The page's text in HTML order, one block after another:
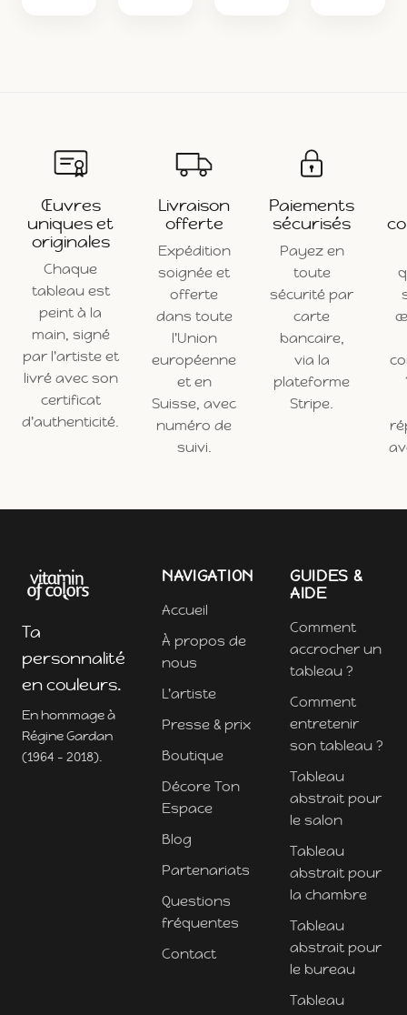
Œuvres
uniques et
originales
Chaque
tableau est
peint à la
main, signé
par l'artiste et
livré avec son
certificat
d'authenticité.
Livraison
offerte
Expédition
soignée et
offerte
dans toute
l'Union
européenne
et en
Suisse, avec
numéro de
suivi.
Paiements
sécurisés
Payez en
toute
sécurité par
carte
bancaire,
via la
plateforme
Stripe.
Ta
personnalité
en couleurs.
En hommage à
Régine Gardan
(1964 - 2018).
NAVIGATION
Accueil
À propos de
nous
L'artiste
Presse & prix
Boutique
Décore Ton
Espace
Blog
Partenariats
Questions
fréquentes
Contact
GUIDES &
AIDE
Comment
accrocher un
tableau ?
Comment
entretenir
son tableau ?
Tableau
abstrait pour
le salon
Tableau
abstrait pour
la chambre
Tableau
abstrait pour
le bureau
Tableau